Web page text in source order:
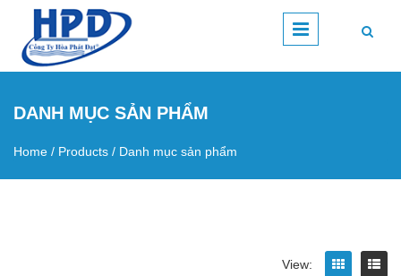
Skip to main content
DANH MỤC SẢN PHẨM
Home / Products / Danh mục sản phẩm
View: